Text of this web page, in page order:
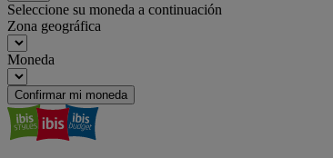
Seleccione su moneda a continuación
Zona geográfica
Moneda
Confirmar mi moneda